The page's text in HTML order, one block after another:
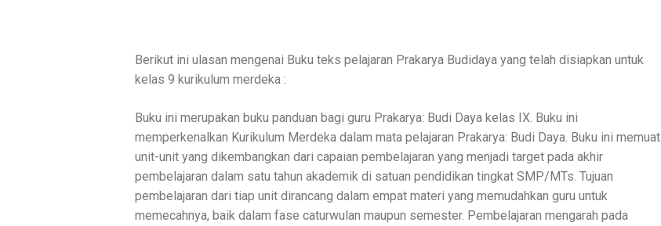
Berikut ini ulasan mengenai Buku teks pelajaran Prakarya Budidaya yang telah disiapkan untuk
kelas 9 kurikulum merdeka :
Buku ini merupakan buku panduan bagi guru Prakarya: Budi Daya kelas IX. Buku ini
memperkenalkan Kurikulum Merdeka dalam mata pelajaran Prakarya: Budi Daya. Buku ini memuat
unit-unit yang dikembangkan dari capaian pembelajaran yang menjadi target pada akhir
pembelajaran dalam satu tahun akademik di satuan pendidikan tingkat SMP/MTs. Tujuan
pembelajaran dari tiap unit dirancang dalam empat materi yang memudahkan guru untuk
memecahnya, baik dalam fase caturwulan maupun semester. Pembelajaran mengarah pada